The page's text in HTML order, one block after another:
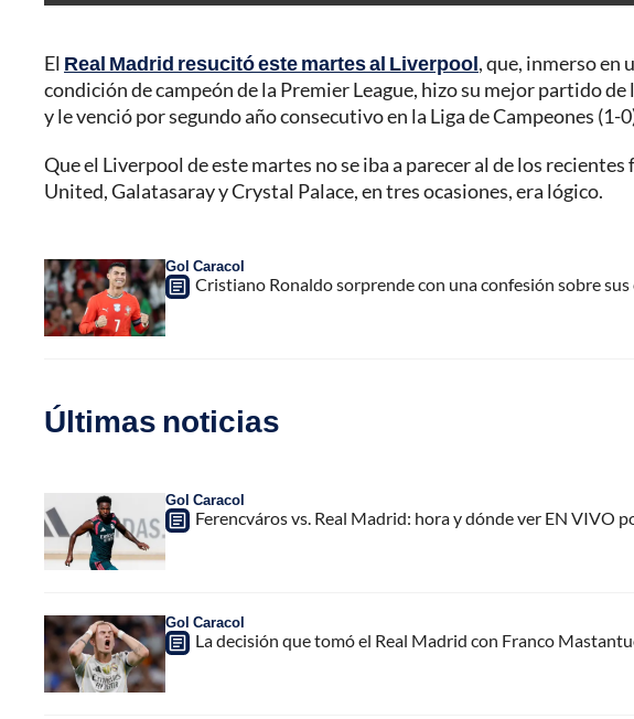
El Real Madrid resucitó este martes al Liverpool, que, inmerso en
condición de campeón de la Premier League, hizo su mejor partido
y le venció por segundo año consecutivo en la Liga de Campeones (1-
Que el Liverpool de este martes no se iba a parecer al de los
United, Galatasaray y Crystal Palace, en tres ocasiones, era lógico.
Gol Caracol
Cristiano Ronaldo sorprende con una confesión sobre
Últimas noticias
Gol Caracol
Ferencváros vs. Real Madrid: hora y dónde ver EN VIVO
Gol Caracol
La decisión que tomó el Real Madrid con Franco